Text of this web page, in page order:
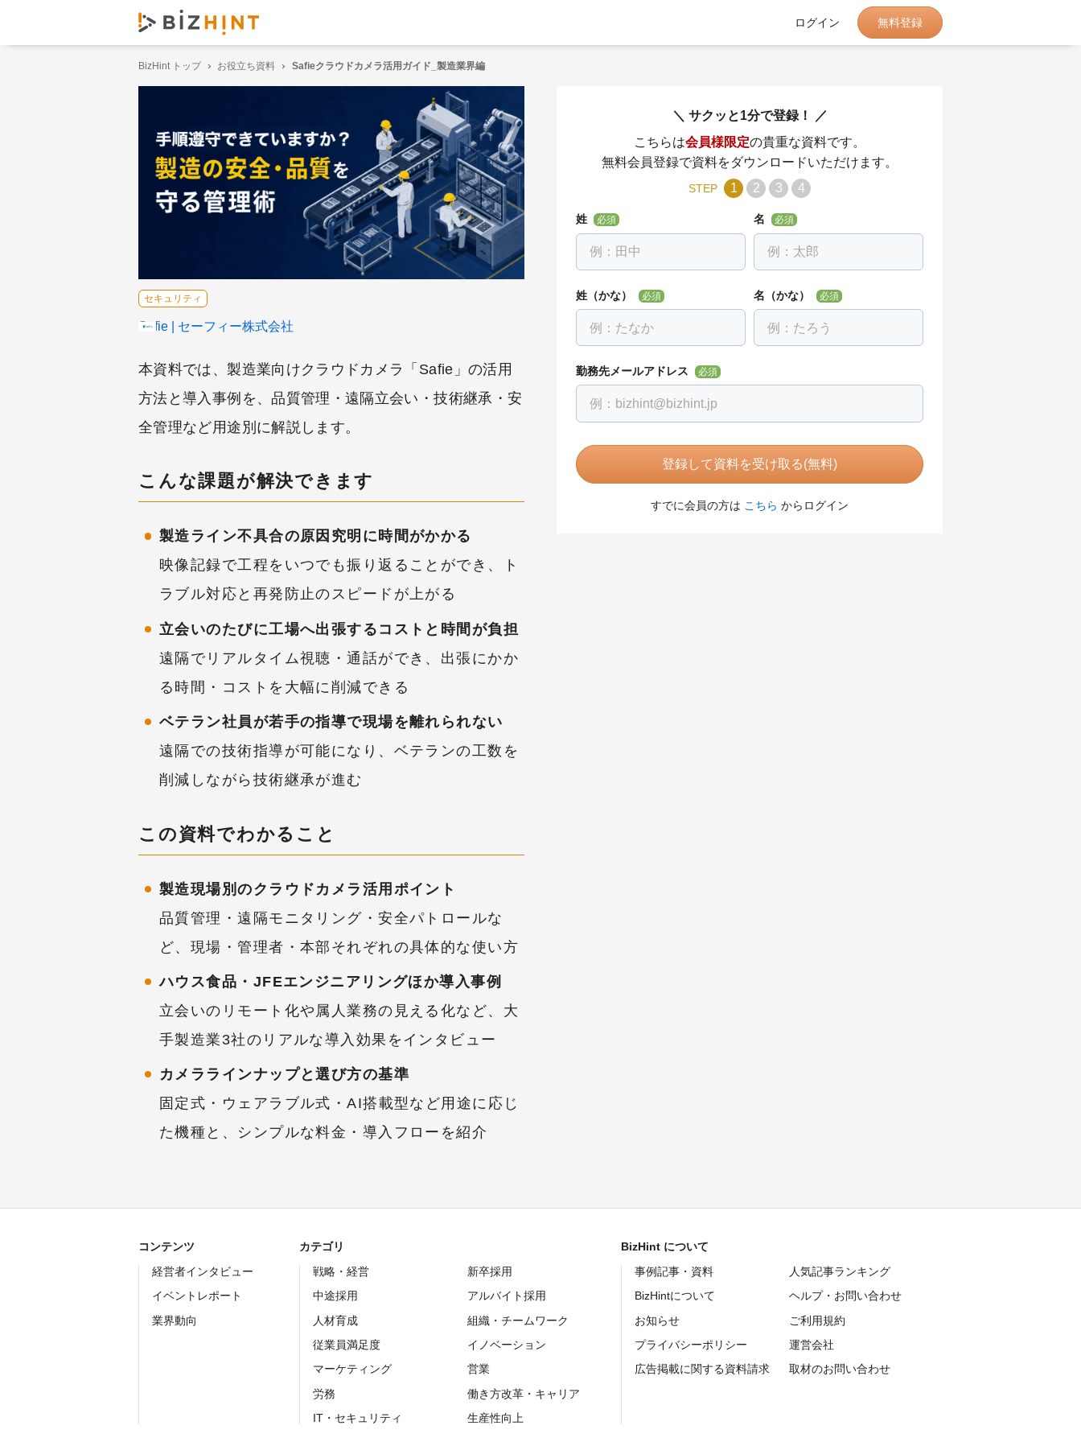
ログイン 無料登録
BizHint トップ お役立ち資料 Safieクラウドカメラ活用ガイド_製造業界編
本資料では、製造業向けクラウドカメラ「Safie」の活用
方法と導入事例を、品質管理・遠隔立会い・技術継承・安
全管理など用途別に解説します。
こんな課題が解決できます
製造ライン不具合の原因究明に時間がかかる
映像記録で工程をいつでも振り返ることができ、ト
ラブル対応と再発防止のスピードが上がる
立会いのたびに工場へ出張するコストと時間が負担
遠隔でリアルタイム視聴・通話ができ、出張にかか
る時間・コストを大幅に削減できる
ベテラン社員が若手の指導で現場を離れられない
遠隔での技術指導が可能になり、ベテランの工数を
削減しながら技術継承が進む
この資料でわかること
製造現場別のクラウドカメラ活用ポイント
品質管理・遠隔モニタリング・安全パトロールな
ど、現場・管理者・本部それぞれの具体的な使い方
ハウス食品・JFEエンジニアリングほか導入事例
立会いのリモート化や属人業務の見える化など、大
手製造業3社のリアルな導入効果をインタビュー
カメララインナップと選び方の基準
固定式・ウェアラブル式・AI搭載型など用途に応じ
た機種と、シンプルな料金・導入フローを紹介
セキュリティ
Safie セーフィー株式会社
サクッと1分で登録！
こちらは会員様限定の貴重な資料です。
無料会員登録で資料をダウンロードいただけます。
STEP 1 2 3 4
姓 必須 名 必須
姓（かな） 必須 名（かな） 必須
勤務先メールアドレス 必須
登録して資料を受け取る(無料)
すでに会員の方は こちら からログイン
コンテンツ
経営者インタビュー
イベントレポート
業界動向
カテゴリ
戦略・経営
新卒採用
中途採用
アルバイト採用
人材育成
組織・チームワーク
従業員満足度
イノベーション
マーケティング
営業
労務
働き方改革・キャリア
IT・セキュリティ
生産性向上
BizHint について
事例記事・資料
人気記事ランキング
BizHintについて
ヘルプ・お問い合わせ
お知らせ
ご利用規約
プライバシーポリシー
運営会社
広告掲載に関する資料請求
取材のお問い合わせ